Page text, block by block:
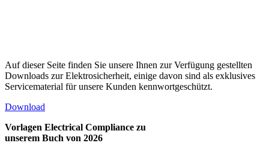
Auf dieser Seite finden Sie unsere Ihnen zur Verfügung gestellten
Downloads zur Elektrosicherheit, einige davon sind als exklusives
Servicematerial für unsere Kunden kennwortgeschützt.
Download
Vorlagen Electrical Compliance zu
unserem Buch von 2026